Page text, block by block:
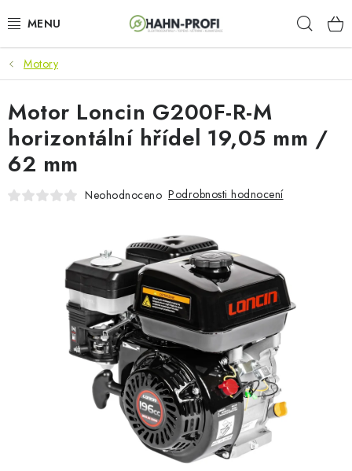
na
KLIMATIZACE
ELEKTROCENTRÁLY
ZAHRADNÍ TECHNIKA
STAVEBNÍ TECHNIKA
ODVLHČOVAČE
AKUMULAČNÍ KAMNA
ELEKTRICKÉ KRBY
Motory
Motor Loncin G200F-R-M
horizontální hřídel 19,05 mm /
62 mm
Neohodnoceno Podrobnosti hodnocení